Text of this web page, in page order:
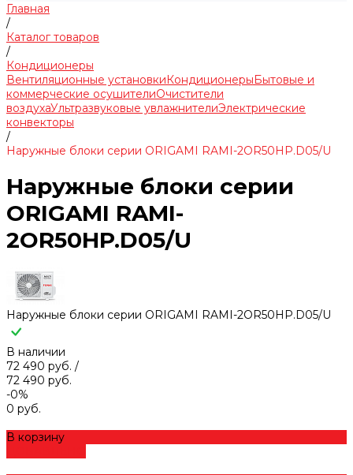
Главная
/
Каталог товаров
/
Кондиционеры
Вентиляционные установкиКондиционерыБытовые и
коммерческие осушителиОчистители
воздухаУльтразвуковые увлажнителиЭлектрические
конвекторы
/
Наружные блоки серии ORIGAMI RAMI-2OR50HP.D05/U
Наружные блоки серии
ORIGAMI RAMI-
2OR50HP.D05/U
Наружные блоки серии ORIGAMI RAMI-2OR50HP.D05/U
В наличии
72 490 руб. /
72 490 руб.
-0%
0 руб.
В корзину